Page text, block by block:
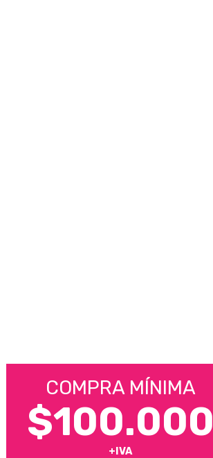
COMPRA MÍNIMA
$100.000
+IVA